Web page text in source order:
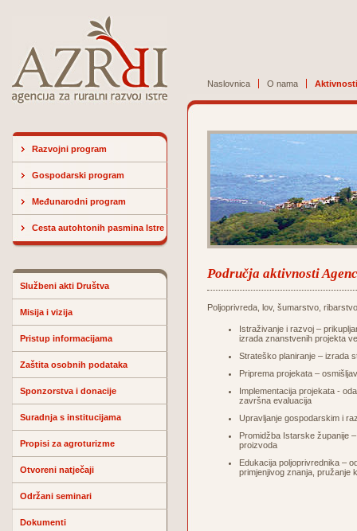
Naslovnica O nama Aktivnosti
Razvojni program
Gospodarski program
Međunarodni program
Cesta autohtonih pasmina Istre
Službeni akti Društva
Misija i vizija
Pristup informacijama
Zaštita osobnih podataka
Sponzorstva i donacije
Suradnja s institucijama
Propisi za agroturizme
Otvoreni natječaji
Održani seminari
Dokumenti
Područja aktivnosti
Poljoprivreda, lov, šumarstvo,
Istraživanje i razvoj –
izrada znanstvenih projekta
Strateško planiranje – izrada
Priprema projekata –
Implementacija projekata -
završna evaluacija
Upravljanje gospodarskim i
Promidžba Istarske županije
proizvoda
Edukacija poljoprivrednika –
primjenjivog znanja, pružanje